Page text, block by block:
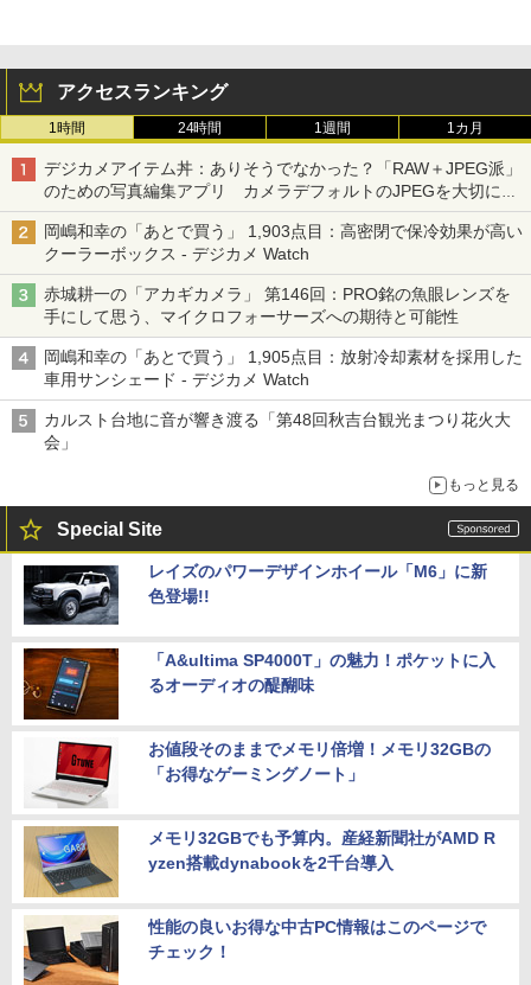
アクセスランキング
1時間 24時間 1週間 1カ月
デジカメアイテム丼：ありそうでなかった？「RAW＋JPEG派」
のための写真編集アプリ カメラデフォルトのJPEGを大切にす
る「Filmator」
岡嶋和幸の「あとで買う」 1,903点目：高密閉で保冷効果が高い
クーラーボックス - デジカメ Watch
赤城耕一の「アカギカメラ」 第146回：PRO銘の魚眼レンズを
手にして思う、マイクロフォーサーズへの期待と可能性
岡嶋和幸の「あとで買う」 1,905点目：放射冷却素材を採用した
車用サンシェード - デジカメ Watch
カルスト台地に音が響き渡る「第48回秋吉台観光まつり花火大
会」
もっと見る
Special Site
レイズのパワーデザインホイール「M6」に新
色登場!!
「A&ultima SP4000T」の魅力！ポケットに入
るオーディオの醍醐味
お値段そのままでメモリ倍増！メモリ32GBの
「お得なゲーミングノート」
メモリ32GBでも予算内。産経新聞社がAMD R
yzen搭載dynabookを2千台導入
性能の良いお得な中古PC情報はこのページで
チェック！